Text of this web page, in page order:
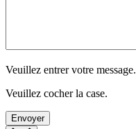
Veuillez entrer votre message.
Veuillez cocher la case.
Envoyer